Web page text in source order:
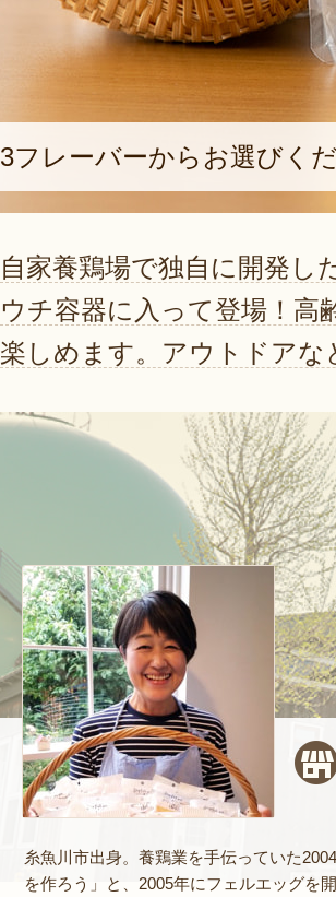
3フレーバーからお選びく
自家養鶏場で独自に開発
ウチ容器に入って登場！高
楽しめます。アウトドア
糸魚川市出身。養鶏業を手伝っていた
を作ろう」と、2005年にフェルエッグを